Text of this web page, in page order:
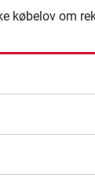
købelov om